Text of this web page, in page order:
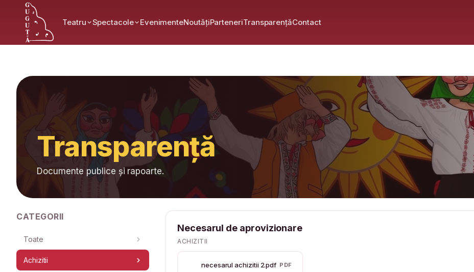
Teatru Spectacole EvenimenteNoutățiParteneriTransparențăContact
Transparență
Documente publice și rapoarte.
CATEGORII
Toate
Achizitii
Necesarul de aprovizionare
ACHIZITII
necesarul achizitii 2.pdf PDF